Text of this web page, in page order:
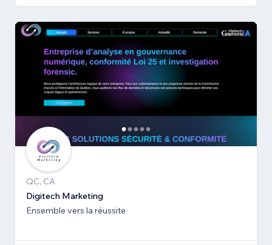
QC, CA
Digitech Marketing
Ensemble vers la réussite